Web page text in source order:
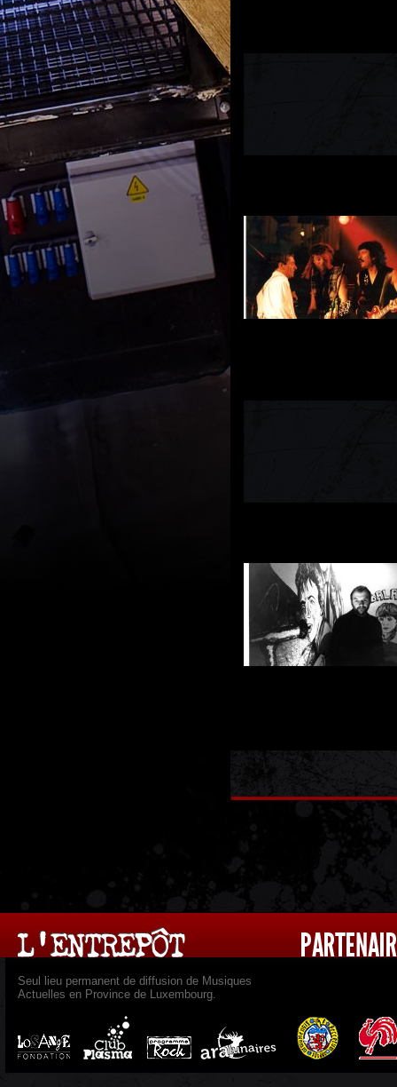
Seul lieu permanent de diffusion de Musiques
Actuelles en Province de Luxembourg.